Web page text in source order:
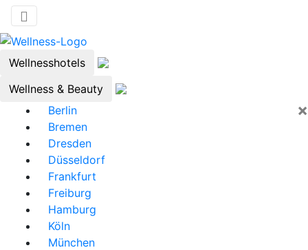
Wellnesshotels
Wellness & Beauty
×
Berlin
Bremen
Dresden
Düsseldorf
Frankfurt
Freiburg
Hamburg
Köln
München